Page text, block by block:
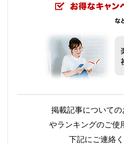
掲載記事について
やランキングのご使
下記にご連絡